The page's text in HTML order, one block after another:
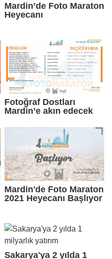
Mardin’de Foto Maraton
Heyecanı
Fotoğraf Dostları
Mardin’e akın edecek
Mardin'de Foto Maraton
2021 Heyecanı Başlıyor
Sakarya'ya 2 yılda 1